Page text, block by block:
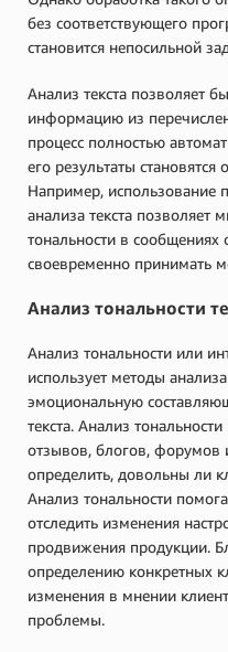
без соответствующего
становится непосильной
Анализ текста позволяет
информацию из
процесс полностью
его результаты
Например, использование
анализа текста позволяет
тональности в сообщениях
своевременно принимать
Анализ тональности
Анализ тональности или
использует методы
эмоциональную
текста. Анализ
отзывов, блогов, форумов
определить, довольны ли
Анализ тональности
отследить изменения
продвижения продукции.
определению конкретных
изменения в мнении
проблемы.